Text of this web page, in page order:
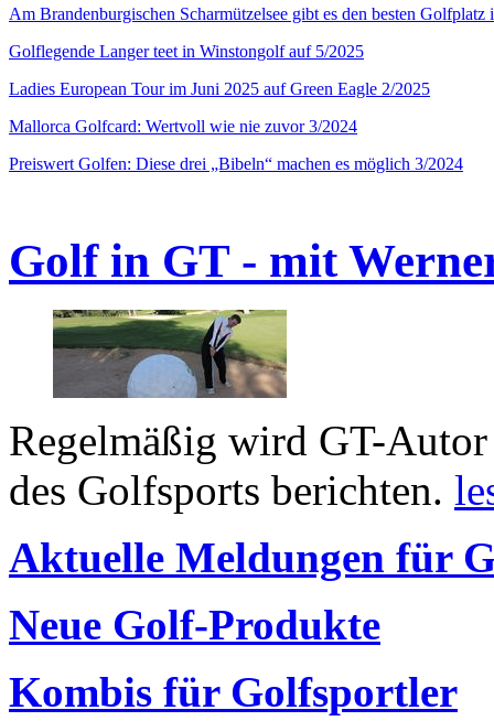
Am Brandenburgischen Scharmützelsee gibt es den besten
Golflegende Langer teet in Winstongolf auf 5/2025
Ladies European Tour im Juni 2025 auf Green Eagle 2/2025
Mallorca Golfcard: Wertvoll wie nie zuvor 3/2024
Preiswert Golfen: Diese drei „Bibeln“ machen es möglich 3/2024
Golf in GT - mit
Regelmäßig wird GT-
des Golfsports berichten.
Aktuelle Meldungen für
Neue Golf-Produkte
Kombis für Golfsportler